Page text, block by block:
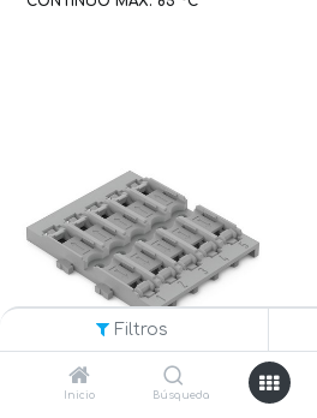
Filtros
Inicio Búsqueda